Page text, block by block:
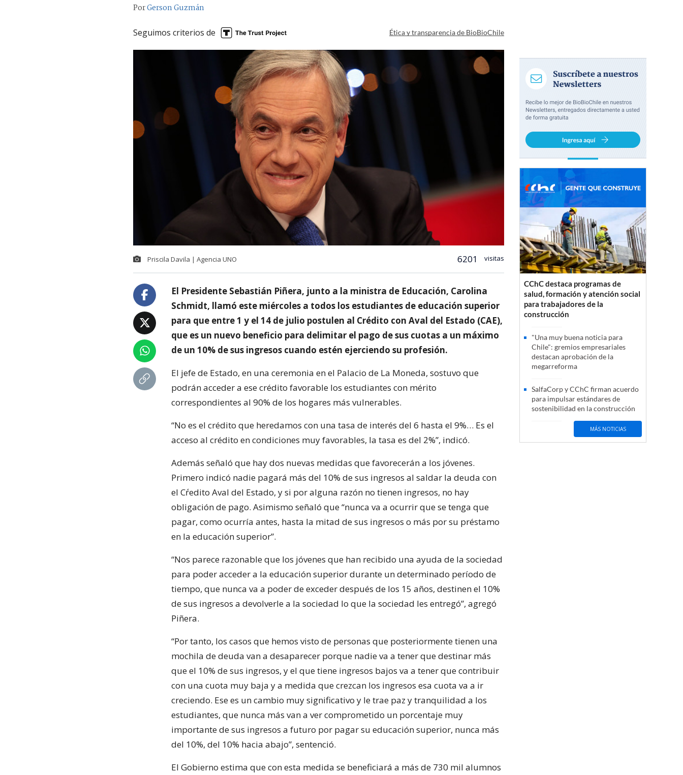
PorGerson Guzmán
Seguimos criterios de Ética y transparencia de BioBioChile
Priscila Davila | Agencia UNO 6201 visitas
El Presidente Sebastián Piñera, junto a la ministra de Educación, Carolina
Schmidt, llamó este miércoles a todos los estudiantes de educación superior
para que entre 1 y el 14 de julio postulen al Crédito con Aval del Estado (CAE),
que es un nuevo beneficio para delimitar el pago de sus cuotas a un máximo
de un 10% de sus ingresos cuando estén ejerciendo su profesión.
El jefe de Estado, en una ceremonia en el Palacio de La Moneda, sostuvo que
podrán acceder a ese crédito favorable los estudiantes con mérito
correspondientes al 90% de los hogares más vulnerables.
“No es el crédito que heredamos con una tasa de interés del 6 hasta el 9%… Es el
acceso al crédito en condiciones muy favorables, la tasa es del 2%”, indicó.
Además señaló que hay dos nuevas medidas que favorecerán a los jóvenes.
Primero indicó nadie pagará más del 10% de sus ingresos al saldar la deuda con
el Cŕedito Aval del Estado, y si por alguna razón no tienen ingresos, no hay
obligación de pago. Asimismo señaló que “nunca va a ocurrir que se tenga que
pagar, como ocurría antes, hasta la mitad de sus ingresos o más por su préstamo
en la educación superior”.
“Nos parece razonable que los jóvenes que han recibido una ayuda de la sociedad
para poder acceder a la educación superior durante un determinado período de
tiempo, que nunca va a poder de exceder después de los 15 años, destinen el 10%
de sus ingresos a devolverle a la sociedad lo que la sociedad les entregó”, agregó
Piñera.
“Por tanto, los casos que hemos visto de personas que posteriormente tienen una
mochila de deuda van a desaparecer porque nadie va a tener que destinar más
que el 10% de sus ingresos, y el que tiene ingresos bajos va a tener que contribuir
con una cuota muy baja y a medida que crezcan los ingresos esa cuota va a ir
creciendo. Ese es un cambio muy significativo y le trae paz y tranquilidad a los
estudiantes, que nunca más van a ver comprometido un porcentaje muy
importante de sus ingresos a futuro por pagar su educación superior, nunca más
del 10%, del 10% hacia abajo”, sentenció.
El Gobierno estima que con esta medida se beneficiará a más de 730 mil alumnos
CChC destaca programas de
salud, formación y atención social
para trabajadores de la
construcción
"Una muy buena noticia para
Chile": gremios empresariales
destacan aprobación de la
megarreforma
SalfaCorp y CChC firman acuerdo
para impulsar estándares de
sostenibilidad en la construcción
MÁS NOTICIAS